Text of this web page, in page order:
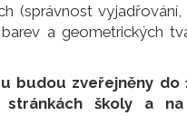
(správnost vyjadřování,
a geometrických
budou zveřejněny do
stránkách školy a